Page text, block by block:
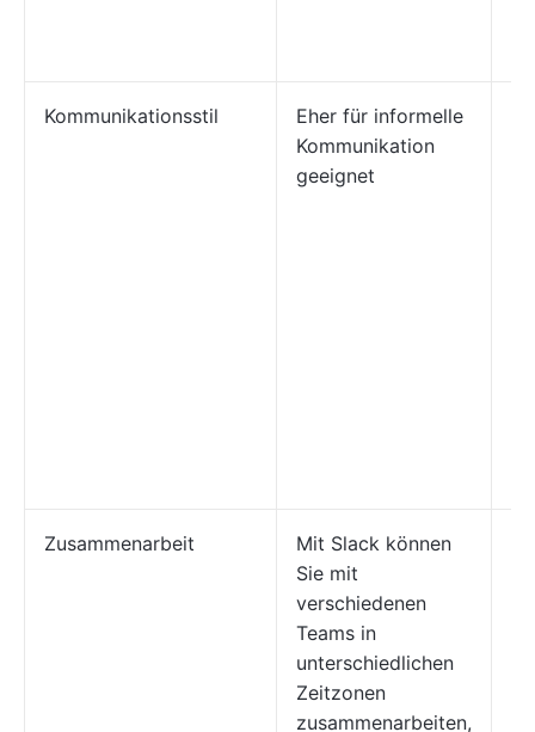
Kommunikationsstil
Eher für informelle
Kommunikation
geeignet
Zusammenarbeit
Mit Slack können
Sie mit
verschiedenen
Teams in
unterschiedlichen
Zeitzonen
zusammenarbeiten,